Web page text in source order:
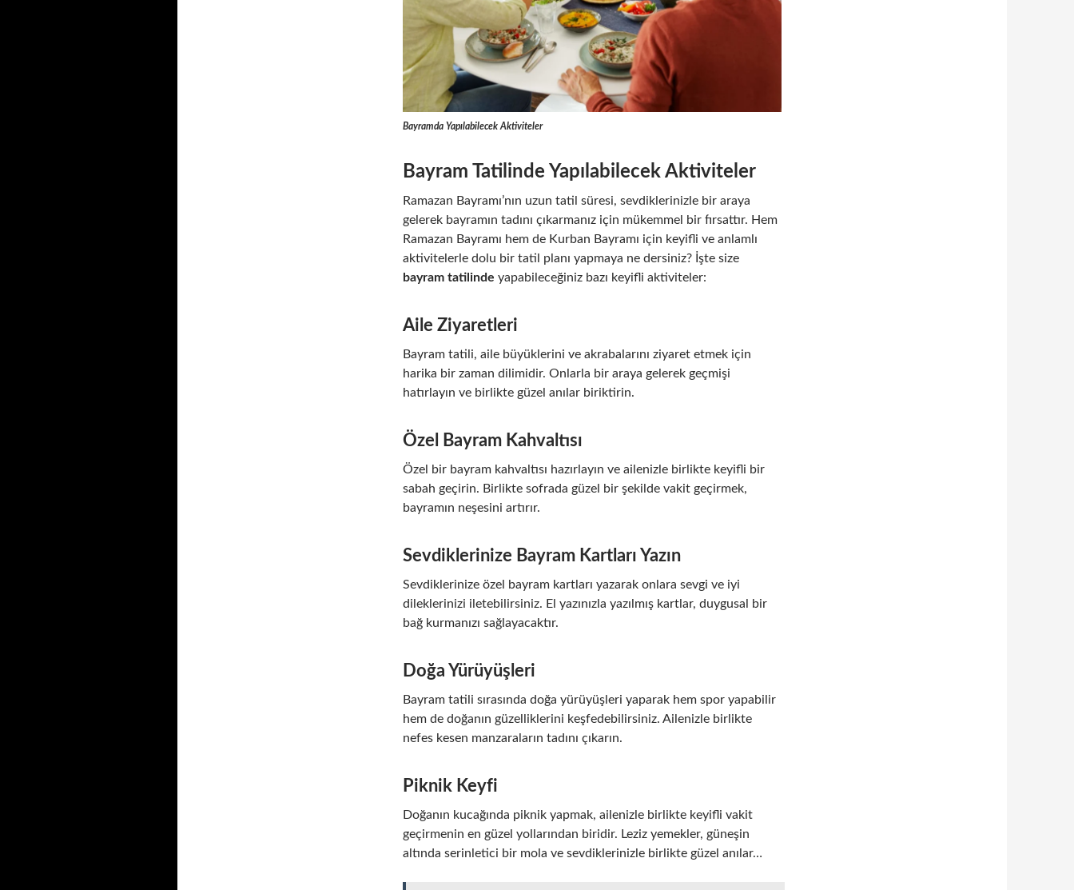
Bayramda Yapılabilecek Aktiviteler
Bayram Tatilinde Yapılabilecek Aktiviteler
Ramazan Bayramı’nın uzun tatil süresi, sevdiklerinizle bir araya
gelerek bayramın tadını çıkarmanız için mükemmel bir fırsattır. Hem
Ramazan Bayramı hem de Kurban Bayramı için keyifli ve anlamlı
aktivitelerle dolu bir tatil planı yapmaya ne dersiniz? İşte size
bayram tatilinde yapabileceğiniz bazı keyifli aktiviteler:
Aile Ziyaretleri
Bayram tatili, aile büyüklerini ve akrabalarını ziyaret etmek için
harika bir zaman dilimidir. Onlarla bir araya gelerek geçmişi
hatırlayın ve birlikte güzel anılar biriktirin.
Özel Bayram Kahvaltısı
Özel bir bayram kahvaltısı hazırlayın ve ailenizle birlikte keyifli bir
sabah geçirin. Birlikte sofrada güzel bir şekilde vakit geçirmek,
bayramın neşesini artırır.
Sevdiklerinize Bayram Kartları Yazın
Sevdiklerinize özel bayram kartları yazarak onlara sevgi ve iyi
dileklerinizi iletebilirsiniz. El yazınızla yazılmış kartlar, duygusal bir
bağ kurmanızı sağlayacaktır.
Doğa Yürüyüşleri
Bayram tatili sırasında doğa yürüyüşleri yaparak hem spor yapabilir
hem de doğanın güzelliklerini keşfedebilirsiniz. Ailenizle birlikte
nefes kesen manzaraların tadını çıkarın.
Piknik Keyfi
Doğanın kucağında piknik yapmak, ailenizle birlikte keyifli vakit
geçirmenin en güzel yollarından biridir. Leziz yemekler, güneşin
altında serinletici bir mola ve sevdiklerinizle birlikte güzel anılar…